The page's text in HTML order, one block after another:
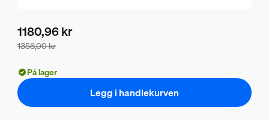
1358,00 kr
1180,96 kr
På lager
Legg i handlekurven